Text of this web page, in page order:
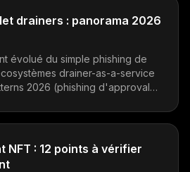
drainers : panorama 2026
évolué du simple phishing de
drainer-as-a-service
2026 (phishing d'approval
défendre.
NFT : 12 points à vérifier